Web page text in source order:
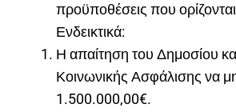
προϋποθέσεις που
Ενδεικτικά:
Η απαίτηση του Δημοσίου
Κοινωνικής Ασφάλισης να
1.500.000,00€.